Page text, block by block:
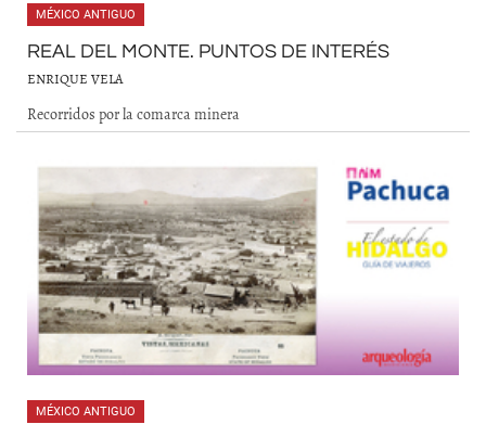
MÉXICO ANTIGUO
REAL DEL MONTE. PUNTOS DE INTERÉS
ENRIQUE VELA
Recorridos por la comarca minera
MÉXICO ANTIGUO